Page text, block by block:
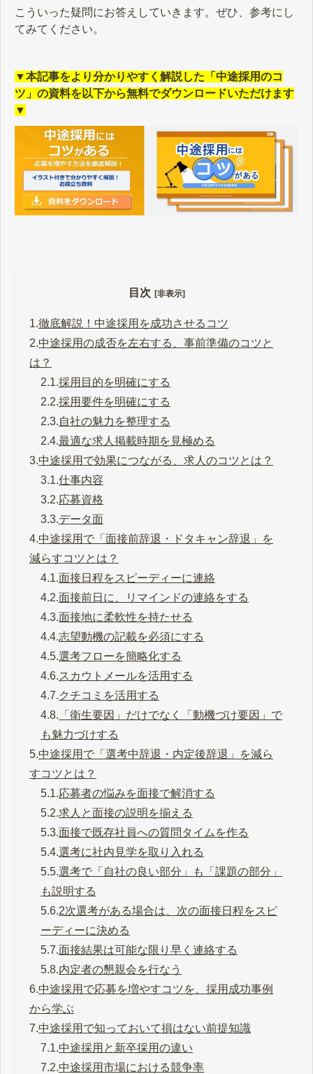
こういった疑問にお答えしていきます。ぜひ、参考にし
てみてください。
▼本記事をより分かりやすく解説した「中途採用のコ
ツ」の資料を以下から無料でダウンロードいただけます
▼
目次 [非表示]
1.徹底解説！中途採用を成功させるコツ
2.中途採用の成否を左右する、事前準備のコツと
は？
2.1.採用目的を明確にする
2.2.採用要件を明確にする
2.3.自社の魅力を整理する
2.4.最適な求人掲載時期を見極める
3.中途採用で効果につながる、求人のコツとは？
3.1.仕事内容
3.2.応募資格
3.3.データ面
4.中途採用で「面接前辞退・ドタキャン辞退」を
減らすコツとは？
4.1.面接日程をスピーディーに連絡
4.2.面接前日に、リマインドの連絡をする
4.3.面接地に柔軟性を持たせる
4.4.志望動機の記載を必須にする
4.5.選考フローを簡略化する
4.6.スカウトメールを活用する
4.7.クチコミを活用する
4.8. 「衛生要因」だけでなく「動機づけ要因」で
も魅力づけする
5.中途採用で「選考中辞退・内定後辞退」を減ら
すコツとは？
5.1.応募者の悩みを面接で解消する
5.2.求人と面接の説明を揃える
5.3.面接で既存社員への質問タイムを作る
5.4.選考に社内見学を取り入れる
5.5.選考で「自社の良い部分」も「課題の部分」
も説明する
5.6.2次選考がある場合は、次の面接日程をスピ
ーディーに決める
5.7.面接結果は可能な限り早く連絡する
5.8.内定者の懇親会を行なう
6.中途採用で応募を増やすコツを、採用成功事例
から学ぶ
7.中途採用で知っておいて損はない前提知識
7.1.中途採用と新卒採用の違い
7.2.中途採用市場における競争率